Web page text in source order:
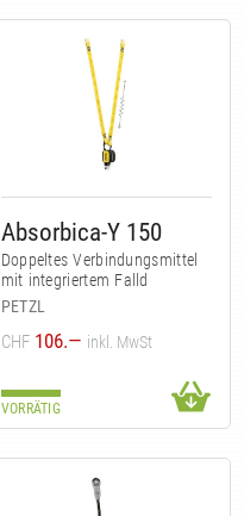
Absorbica-Y 150
Doppeltes Verbindungsmittel
mit integriertem Falld
PETZL
CHF 106.— inkl. MwSt
VORRÄTIG